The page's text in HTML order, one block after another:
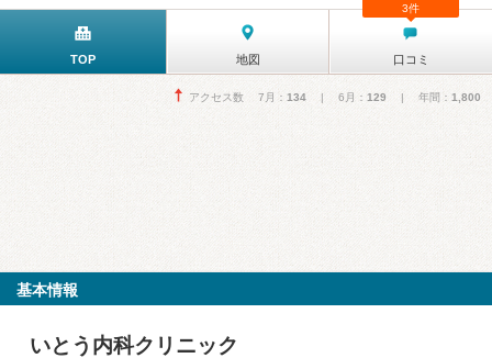
TOP 地図 口コミ
3件
アクセス数 7月： 134 | 6月： 129 | 年間： 1,800
基本情報
いとう内科クリニック